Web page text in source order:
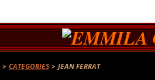
> CATEGORIES > JEAN FERRAT